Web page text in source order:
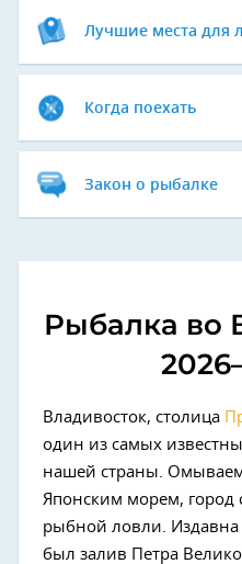
Лучшие места для
Когда поехать
Закон о рыбалке
Рыбалка во
Владивосток, столица
один из самых
нашей страны.
Японским морем, город
рыбной ловли.
был залив Петра